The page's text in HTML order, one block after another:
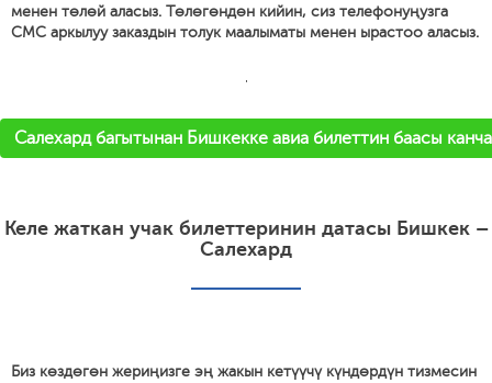
менен төлөй аласыз. Төлөгөндөн кийин, сиз телефонуңузга
СМС аркылуу заказдын толук маалыматы менен ырастоо аласыз.
'
Салехард багытынан Бишкекке авиа билеттин баасы
Келе жаткан учак билеттеринин датасы Бишкек –
Салехард
Биз көздөгөн жериңизге эң жакын кетүүчү күндөрдүн тизмесин